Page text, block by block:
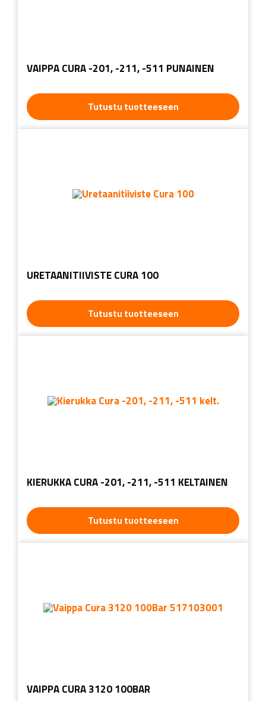
VAIPPA CURA -201, -211, -511 PUNAINEN
Tutustu tuotteeseen
URETAANITIIVISTE CURA 100
Tutustu tuotteeseen
KIERUKKA CURA -201, -211, -511 KELTAINEN
Tutustu tuotteeseen
VAIPPA CURA 3120 100BAR